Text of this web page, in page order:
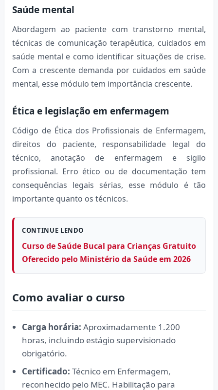
Saúde mental
Abordagem ao paciente com transtorno mental,
técnicas de comunicação terapêutica, cuidados em
saúde mental e como identificar situações de crise.
Com a crescente demanda por cuidados em saúde
mental, esse módulo tem importância crescente.
Ética e legislação em enfermagem
Código de Ética dos Profissionais de Enfermagem,
direitos do paciente, responsabilidade legal do
técnico, anotação de enfermagem e sigilo
profissional. Erro ético ou de documentação tem
consequências legais sérias, esse módulo é tão
importante quanto os técnicos.
CONTINUE LENDO
Curso de Saúde Bucal para Crianças Gratuito
Oferecido pelo Ministério da Saúde em 2026
Como avaliar o curso
Carga horária: Aproximadamente 1.200
horas, incluindo estágio supervisionado
obrigatório.
Certificado: Técnico em Enfermagem,
reconhecido pelo MEC. Habilitação para